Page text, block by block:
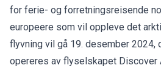
for ferie- og forretningsreisende
europeere som vil oppleve det
flyvning vil gå 19. desember 2024,
opereres av flyselskapet Discover